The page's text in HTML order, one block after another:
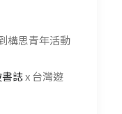
構思青年活動
誌x 台灣遊